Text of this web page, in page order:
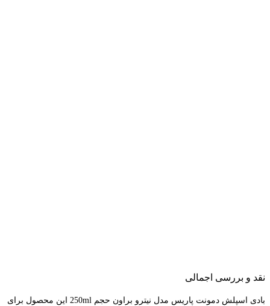
نقد و بررسی اجمالی
بادی اسپلش دمونت پاریس مدل نیترو براون حجم 250ml این محصول برای